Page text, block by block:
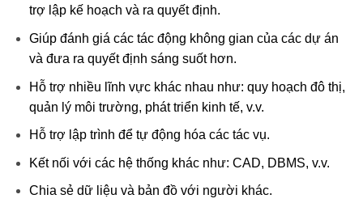
trợ lập kế hoạch và ra quyết định.
Giúp đánh giá các tác động không gian của các dự án
và đưa ra quyết định sáng suốt hơn.
Hỗ trợ nhiều lĩnh vực khác nhau như: quy hoạch đô thị,
quản lý môi trường, phát triển kinh tế, v.v.
Hỗ trợ lập trình để tự động hóa các tác vụ.
Kết nối với các hệ thống khác như: CAD, DBMS, v.v.
Chia sẻ dữ liệu và bản đồ với người khác.